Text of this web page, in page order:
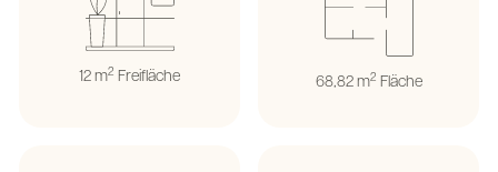
12 m2 Freifläche 68,82 m2 Fläche